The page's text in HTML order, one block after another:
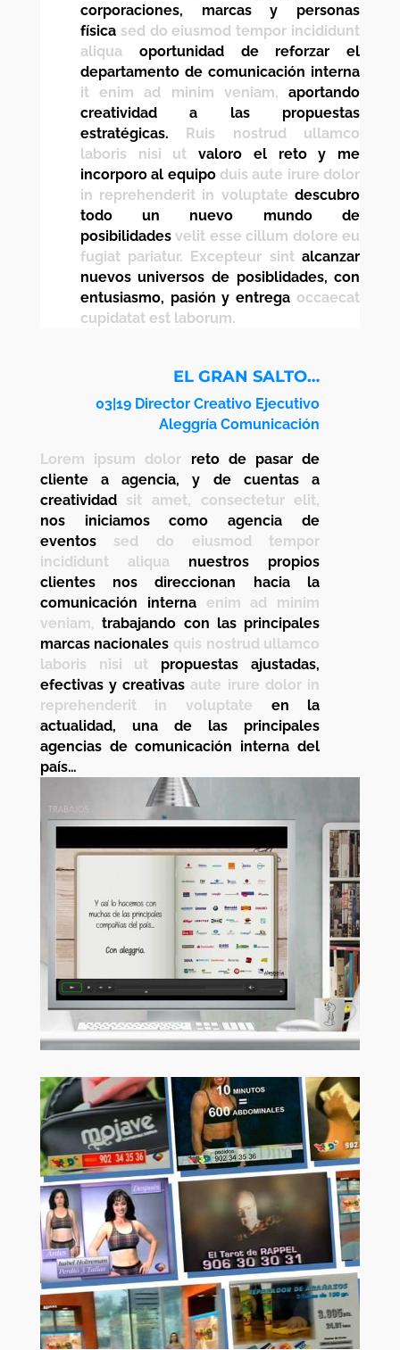
corporaciones, marcas y personas
física sed do eiusmod tempor incididunt
aliqua
oportunidad de reforzar el
departamento de comunicación interna
it enim ad minim veniam,
aportando
creatividad a las propuestas
estratégicas.
Ruis nostrud ullamco
laboris nisi ut
valoro el reto y me
incorporo al equipo duis aute irure dolor
in reprehenderit in voluptate descubro
todo un nuevo mundo de
posibilidades velit esse cillum dolore eu
fugiat pariatur. Excepteur sint alcanzar
nuevos universos de posiblidades, con
entusiasmo, pasión y entrega occaecat
cupidatat est laborum.
EL GRAN SALTO…
03|19 Director Creativo Ejecutivo
Aleggría Comunicación
Lorem ipsum dolor
reto de pasar de
cliente a agencia, y de cuentas a
creatividad sit amet, consectetur elit,
nos iniciamos como agencia de
eventos
sed do eiusmod tempor
incididunt aliqua
nuestros propios
clientes nos direccionan hacia la
comunicación internaenim ad minim
veniam, trabajando con las principales
marcas nacionales quis nostrud ullamco
laboris nisi ut
propuestas ajustadas,
efectivas y creativas aute irure dolor in
reprehenderit in voluptate
en la
actualidad, una de las principales
agencias de comunicación interna del
país…